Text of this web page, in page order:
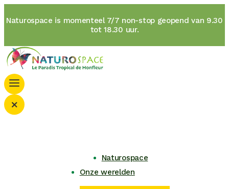
Naturospace is momenteel 7/7 non-stop geopend van 9.30
tot 18.30 uur.
×
Naturospace
Onze werelden